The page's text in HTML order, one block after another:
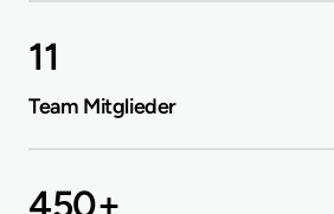
11
Team Mitglieder
450+